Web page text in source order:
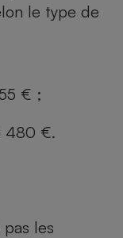
le type de
€ ;
480 €.
les